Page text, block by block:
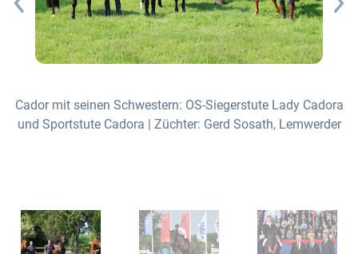
Cador mit seinen Schwestern: OS-Siegerstute Lady Cadora
und Sportstute Cadora | Züchter: Gerd Sosath, Lemwerder